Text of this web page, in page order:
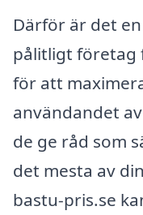
Därför är det
pålitligt företag
för att
användandet
de ge råd som
det mesta av
bastu-pris.se